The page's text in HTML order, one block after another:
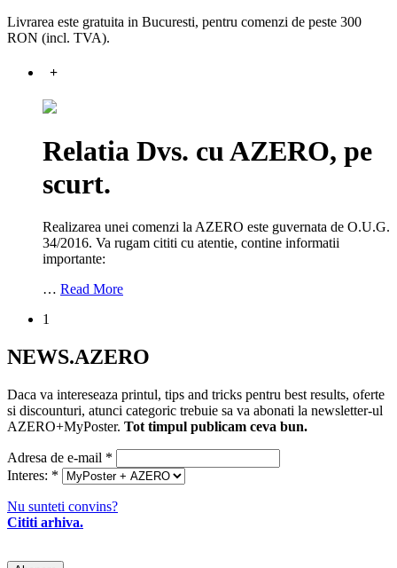
Livrarea este gratuita in Bucuresti, pentru comenzi de peste 300
RON (incl. TVA).
+
Relatia Dvs. cu AZERO, pe
scurt.
Realizarea unei comenzi la AZERO este guvernata de O.U.G.
34/2016. Va rugam cititi cu atentie, contine informatii
importante:
… Read More
1
NEWS.AZERO
Daca va intereseaza printul, tips and tricks pentru best results, oferte
si discounturi, atunci categoric trebuie sa va abonati la newsletter-ul
AZERO+MyPoster. Tot timpul publicam ceva bun.
Adresa de e-mail *
Interes: *
Nu sunteti convins?
Cititi arhiva.